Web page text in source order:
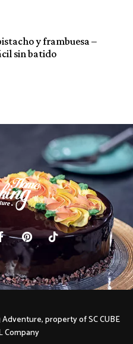
y frambuesa –
sin batido
property of SC CUBE
Company